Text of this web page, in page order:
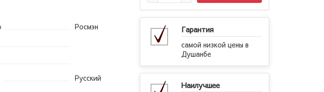
Гарантия
самой низкой цены в
Душанбе
Наилучшее
Росмэн
Русский